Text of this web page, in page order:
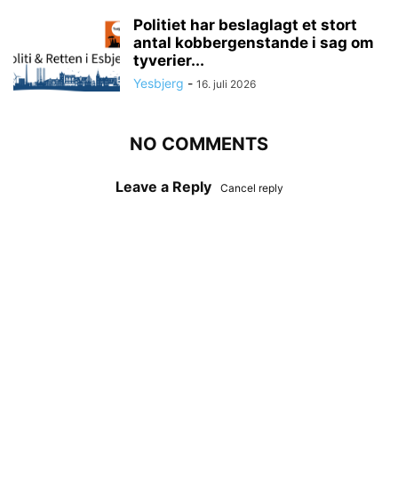
Politiet har beslaglagt et stort
antal kobbergenstande i sag om
tyverier...
Yesbjerg - 16. juli 2026
NO COMMENTS
Leave a Reply Cancel reply